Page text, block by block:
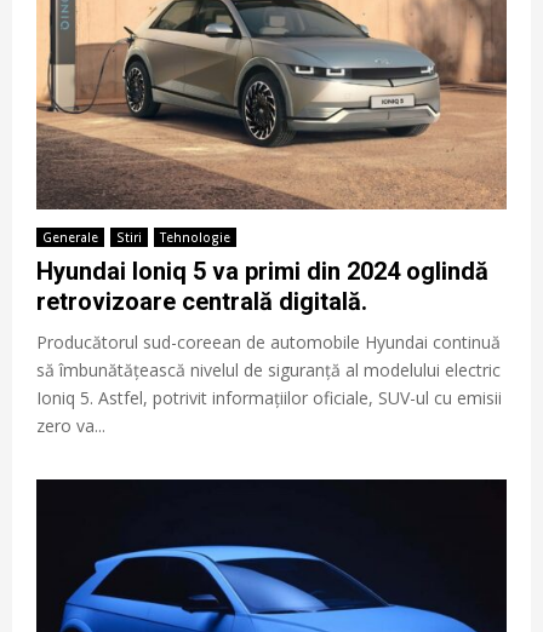
Generale Stiri Tehnologie
Hyundai Ioniq 5 va primi din 2024 oglindă
retrovizoare centrală digitală.
Producătorul sud-coreean de automobile Hyundai continuă
să îmbunătățească nivelul de siguranță al modelului electric
Ioniq 5. Astfel, potrivit informațiilor oficiale, SUV-ul cu emisii
zero va...